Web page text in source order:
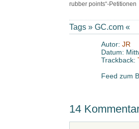
rubber points“-Petitionen
Tags » GC.com «
Autor: JR
Datum:
Trackback:
Feed zum
14